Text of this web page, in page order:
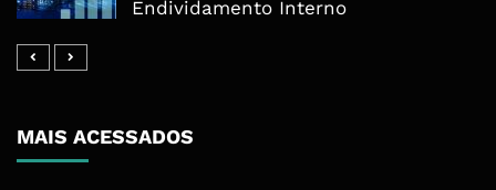
Endividamento Interno
MAIS ACESSADOS